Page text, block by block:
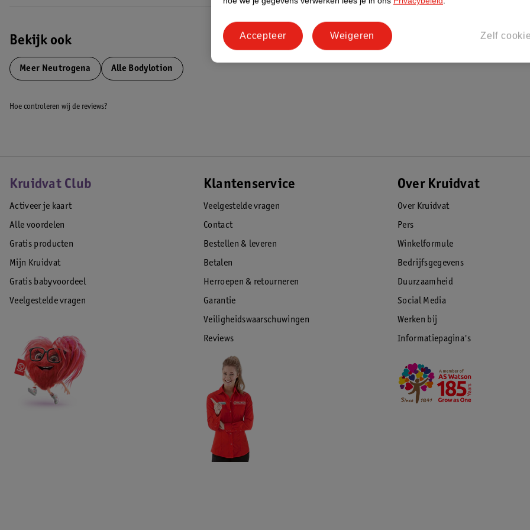
Bekijk ook
Meer Neutrogena Alle Bodylotion
Hoe controleren wij de reviews?
Kruidvat Club
Activeer je kaart
Alle voordelen
Gratis producten
Mijn Kruidvat
Gratis babyvoordeel
Veelgestelde vragen
Klantenservice
Veelgestelde vragen
Contact
Bestellen & leveren
Betalen
Herroepen & retourneren
Garantie
Veiligheidswaarschuwingen
Reviews
Over Kruidvat
Over Kruidvat
Pers
Winkelformule
Bedrijfsgegevens
Duurzaamheid
Social Media
Werken bij
Informatiepagina's
Zelf
Weigeren
Accepteer